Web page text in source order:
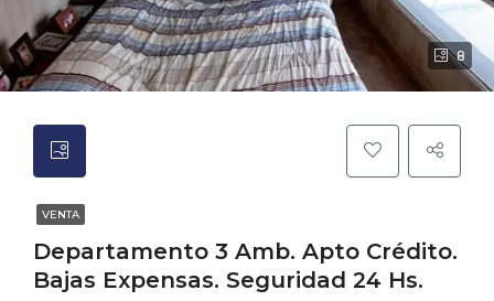
8
VENTA
Departamento 3 Amb. Apto Crédito.
Bajas Expensas. Seguridad 24 Hs.